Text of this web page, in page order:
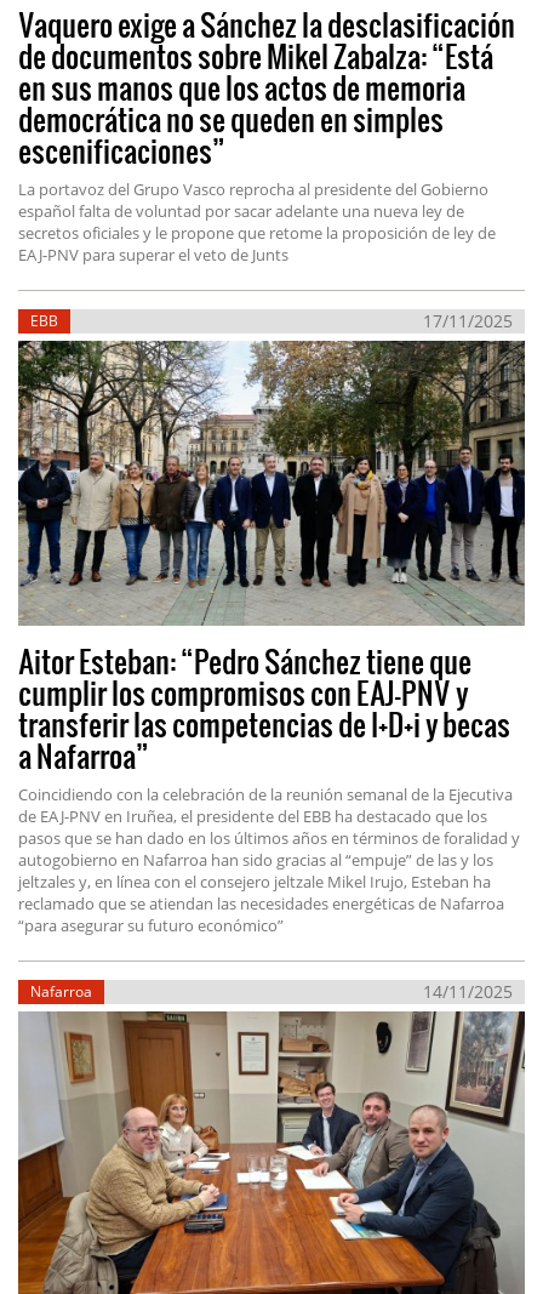
Vaquero exige a Sánchez la desclasificación
de documentos sobre Mikel Zabalza: “Está
en sus manos que los actos de memoria
democrática no se queden en simples
escenificaciones”
La portavoz del Grupo Vasco reprocha al presidente del Gobierno
español falta de voluntad por sacar adelante una nueva ley de
secretos oficiales y le propone que retome la proposición de ley de
EAJ-PNV para superar el veto de Junts
EBB 17/11/2025
Aitor Esteban: “Pedro Sánchez tiene que
cumplir los compromisos con EAJ-PNV y
transferir las competencias de I+D+i y becas
a Nafarroa”
Coincidiendo con la celebración de la reunión semanal de la Ejecutiva
de EAJ-PNV en Iruñea, el presidente del EBB ha destacado que los
pasos que se han dado en los últimos años en términos de foralidad y
autogobierno en Nafarroa han sido gracias al “empuje” de las y los
jeltzales y, en línea con el consejero jeltzale Mikel Irujo, Esteban ha
reclamado que se atiendan las necesidades energéticas de Nafarroa
“para asegurar su futuro económico”
Nafarroa 14/11/2025